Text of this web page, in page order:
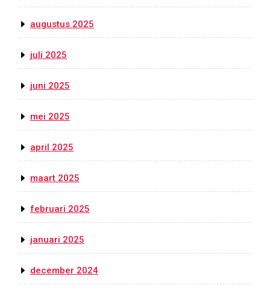
augustus 2025
juli 2025
juni 2025
mei 2025
april 2025
maart 2025
februari 2025
januari 2025
december 2024